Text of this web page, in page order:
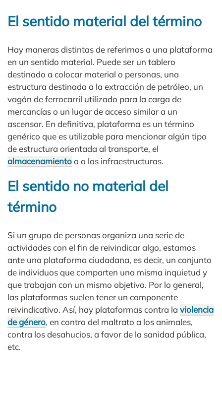
El sentido material del término
Hay maneras distintas de referirnos a una plataforma
en un sentido material. Puede ser un tablero
destinado a colocar material o personas, una
estructura destinada a la extracción de petróleo, un
vagón de ferrocarril utilizado para la carga de
mercancías o un lugar de acceso similar a un
ascensor. En definitiva, plataforma es un término
genérico que es utilizable para mencionar algún tipo
de estructura orientada al transporte, el
almacenamientoo a las infraestructuras.
El sentido no material del
término
Si un grupo de personas organiza una serie de
actividades con el fin de reivindicar algo, estamos
ante una plataforma ciudadana, es decir, un conjunto
de individuos que comparten una misma inquietud y
que trabajan con un mismo objetivo. Por lo general,
las plataformas suelen tener un componente
reivindicativo. Así, hay plataformas contra la violencia
de género, en contra del maltrato a los animales,
contra los desahucios, a favor de la sanidad pública,
etc.